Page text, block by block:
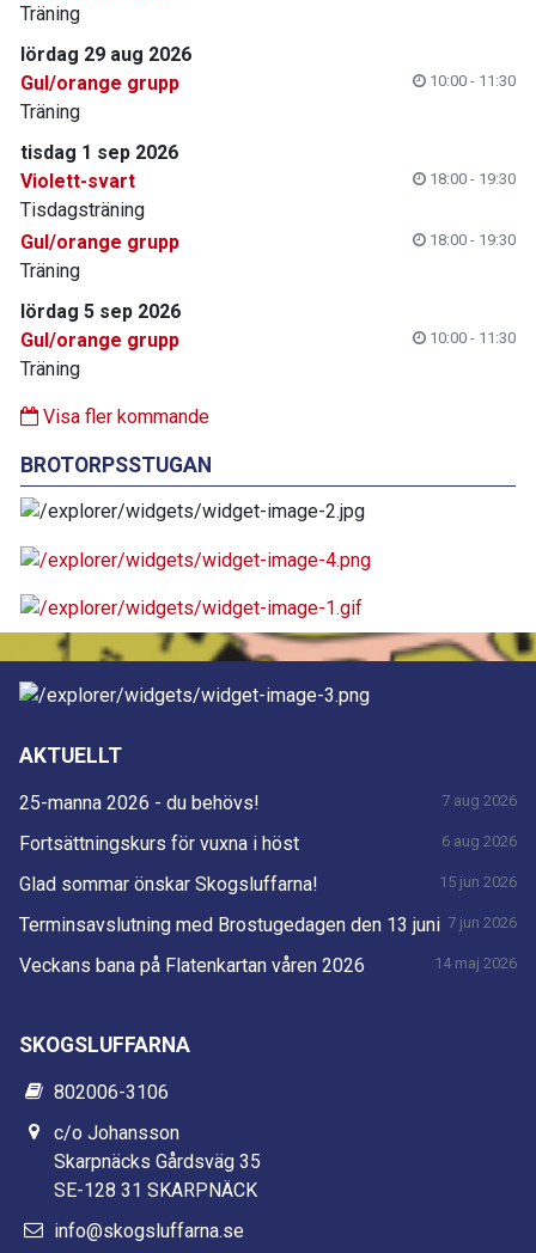
Träning
lördag 29 aug 2026
Gul/orange grupp
10:00 - 11:30
Träning
tisdag 1 sep 2026
Violett-svart
18:00 - 19:30
Tisdagsträning
Gul/orange grupp
18:00 - 19:30
Träning
lördag 5 sep 2026
Gul/orange grupp
10:00 - 11:30
Träning
Visa fler kommande
BROTORPSSTUGAN
AKTUELLT
25-manna 2026 - du behövs! 7 aug 2026
Fortsättningskurs för vuxna i höst 6 aug 2026
Glad sommar önskar Skogsluffarna! 15 jun 2026
Terminsavslutning med Brostugedagen den 13 juni 7 jun 2026
Veckans bana på Flatenkartan våren 2026 14 maj 2026
SKOGSLUFFARNA
802006-3106
c/o Johansson
Skarpnäcks Gårdsväg 35
SE-128 31 SKARPNÄCK
info@skogsluffarna.se